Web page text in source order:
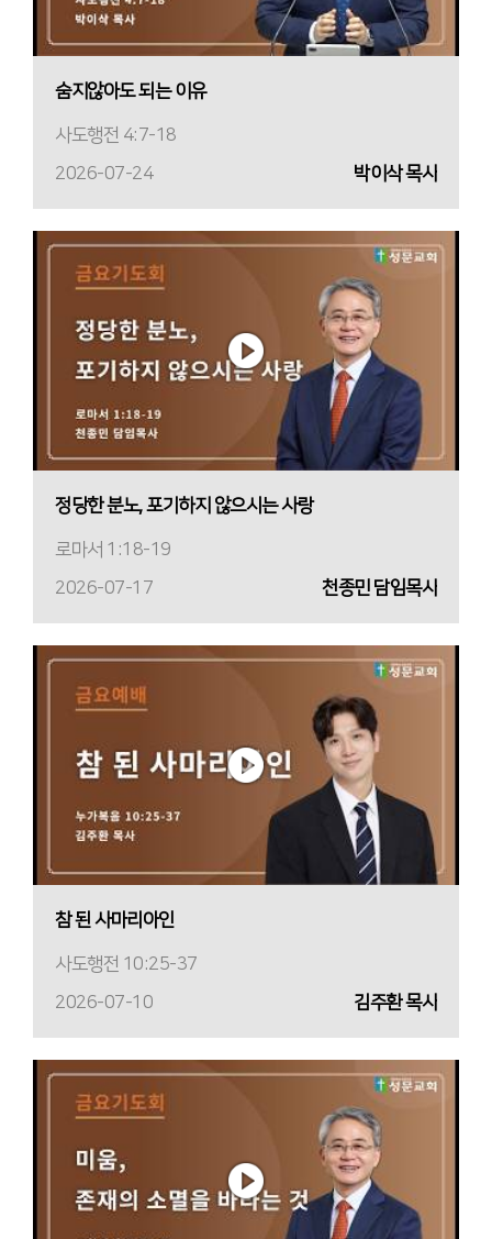
숨지않아도 되는 이유
사도행전 4:7-18
2026-07-24
박이삭 목사
정당한 분노, 포기하지 않으시는 사랑
로마서 1:18-19
2026-07-17
천종민 담임목사
참 된 사마리아인
사도행전 10:25-37
2026-07-10
김주환 목사